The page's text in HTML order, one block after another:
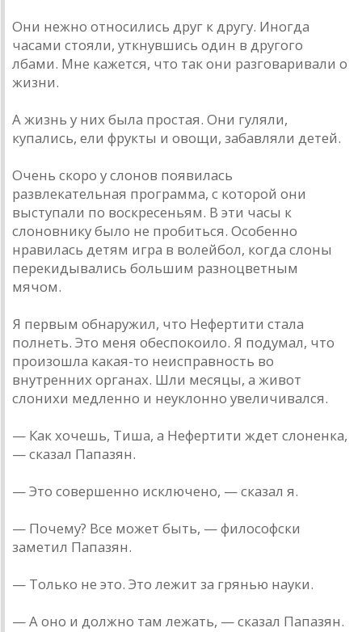
Они нежно относились друг к другу. Иногда
часами стояли, уткнувшись один в другого
лбами. Мне кажется, что так они разговаривали о
жизни.
А жизнь у них была простая. Они гуляли,
купались, ели фрукты и овощи, забавляли детей.
Очень скоро у слонов появилась
развлекательная программа, с которой они
выступали по воскресеньям. В эти часы к
слоновнику было не пробиться. Особенно
нравилась детям игра в волейбол, когда слоны
перекидывались большим разноцветным
мячом.
Я первым обнаружил, что Нефертити стала
полнеть. Это меня обеспокоило. Я подумал, что
произошла какая-то неисправность во
внутренних органах. Шли месяцы, а живот
слонихи медленно и неуклонно увеличивался.
— Как хочешь, Тиша, а Нефертити ждет слоненка,
— сказал Папазян.
— Это совершенно исключено, — сказал я.
— Почему? Все может быть, — философски
заметил Папазян.
— Только не это. Это лежит за грянью науки.
— А оно и должно там лежать, — сказал Папазян.